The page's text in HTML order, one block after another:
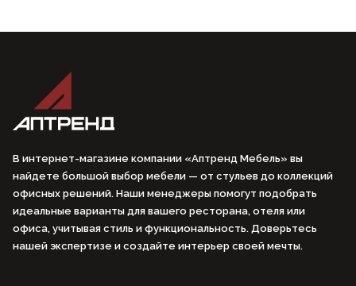
В интернет-магазине компании «Аптренд Мебель» вы
найдете большой выбор мебели — от стульев до коллекций
офисных решений. Наши менеджеры помогут подобрать
идеальные варианты для вашего ресторана, отеля или
офиса, учитывая стиль и функциональность. Доверьтесь
нашей экспертизе и создайте интерьер своей мечты.